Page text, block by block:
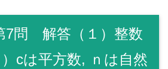
問 解答（１）整数
cは平方数, ｎは自然